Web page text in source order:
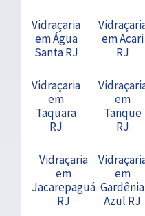
Vidraçaria
em Água
Santa RJ
em Acari
RJ
Vidraçaria
em
Taquara
RJ
em
Tanque
RJ
Vidraçaria
em
Jacarepaguá
RJ
em
Gardênia
Azul RJ